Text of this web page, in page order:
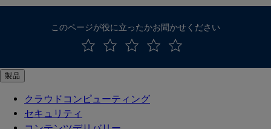
このページが役に立ったかお聞かせください
製品
クラウドコンピューティング
セキュリティ